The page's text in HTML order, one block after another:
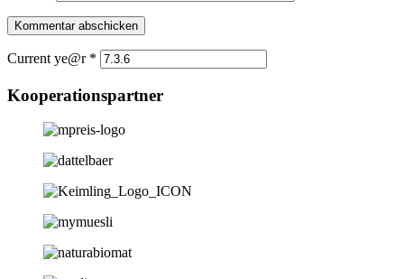
Current ye@r *
Kooperationspartner